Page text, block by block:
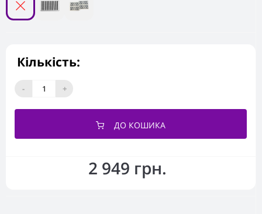
2 949 грн.
Кількість:
- +
ДО КОШИКА